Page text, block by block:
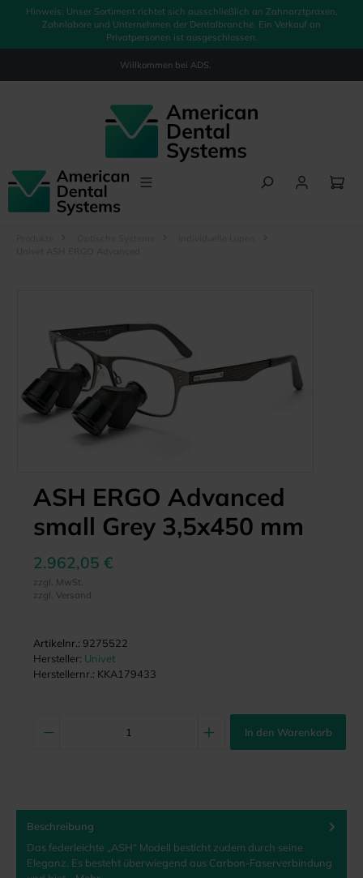
springen
Hinweis: Unser Sortiment richtet sich ausschließlich an Zahnarztpraxen,
Zahnlabore und Unternehmen der Dentalbranche. Ein Verkauf an
Privatpersonen ist ausgeschlossen.
Willkommen bei ADS.
ASH ERGO Advanced
small Grey 3,5x450 mm
2.962,05 €
zzgl. MwSt.
zzgl. Versand
Artikelnr.: 9275522
Hersteller: Univet
Herstellernr.: KKA179433
In den Warenkorb
Beschreibung
Das federleichte „ASH“ Modell besticht zudem durch seine
Eleganz. Es besteht überwiegend aus Carbon-Faserverbindung